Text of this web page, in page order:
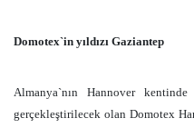
Domotex`in yıldızı Gaziantep
Almanya`nın Hannover
gerçekleştirilecek olan Domotex